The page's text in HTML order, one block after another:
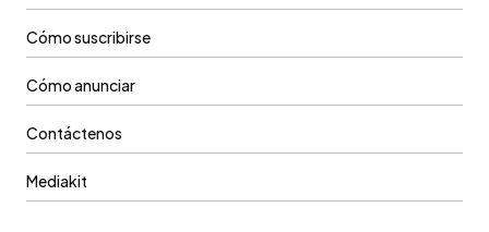
Cómo suscribirse
Cómo anunciar
Contáctenos
Mediakit